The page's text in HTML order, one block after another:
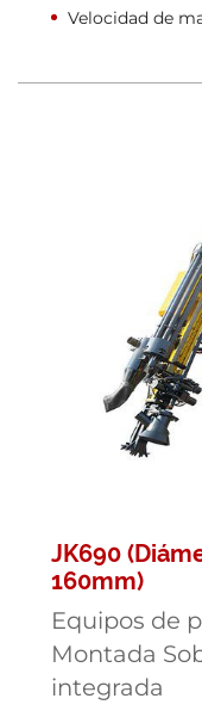
Velocidad de
JK690
160mm)
Equipos de
Montada
integrada